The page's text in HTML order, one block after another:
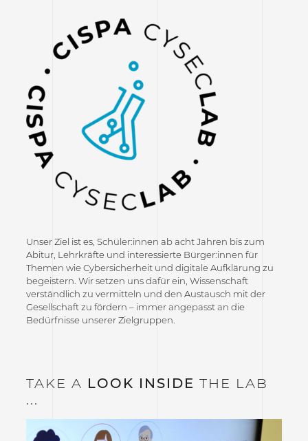
Unser Ziel ist es, Schüler:innen ab acht Jahren bis zum
Abitur, Lehrkräfte und interessierte Bürger:innen für
Themen wie Cybersicherheit und digitale Aufklärung zu
begeistern. Wir setzen uns dafür ein, Wissenschaft
verständlich zu vermitteln und den Austausch mit der
Gesellschaft zu fördern – immer angepasst an die
Bedürfnisse unserer Zielgruppen.
TAKE A LOOK INSIDE THE LAB
...